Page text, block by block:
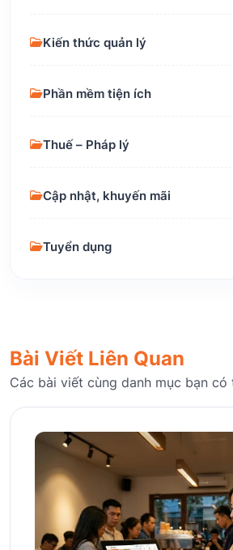
Kiến thức quản lý
Phần mềm tiện ích
Thuế – Pháp lý
Cập nhật, khuyến mãi
Tuyển dụng
Bài Viết Liên Quan
Các bài viết cùng danh mục bạn có